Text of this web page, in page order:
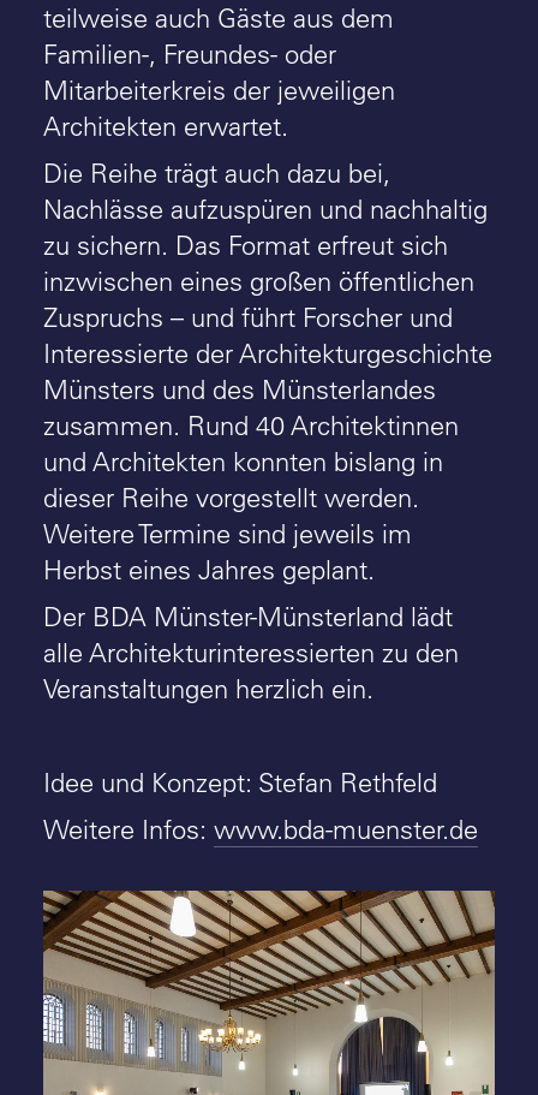
teilweise auch Gäste aus dem
Familien-, Freundes- oder
Mitarbeiterkreis der jeweiligen
Architekten erwartet.
Die Reihe trägt auch dazu bei,
Nachlässe aufzuspüren und nachhaltig
zu sichern. Das Format erfreut sich
inzwischen eines großen öffentlichen
Zuspruchs – und führt Forscher und
Interessierte der Architekturgeschichte
Münsters und des Münsterlandes
zusammen. Rund 40 Architektinnen
und Architekten konnten bislang in
dieser Reihe vorgestellt werden.
Weitere Termine sind jeweils im
Herbst eines Jahres geplant.
Der BDA Münster-Münsterland lädt
alle Architekturinteressierten zu den
Veranstaltungen herzlich ein.
Idee und Konzept: Stefan Rethfeld
Weitere Infos: www.bda-muenster.de
Busse
A-Z Architekten: Dieter G.